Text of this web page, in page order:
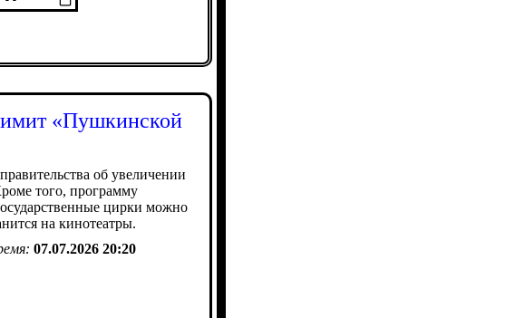
«Пушкинской
об увеличении
того, программу
цирки можно
на кинотеатры.
07.07.2026 20:20